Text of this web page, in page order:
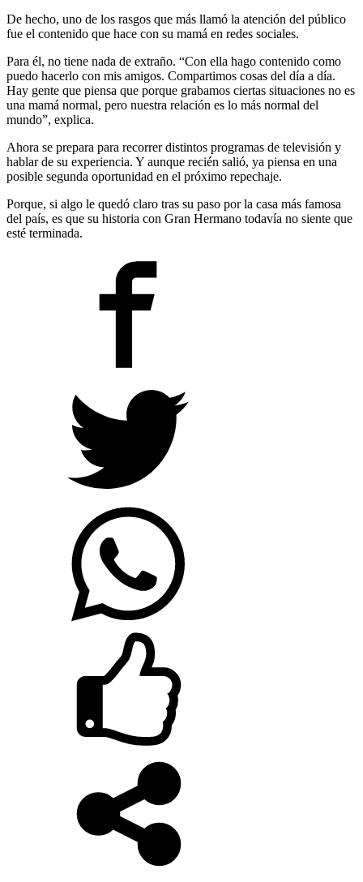
De hecho, uno de los rasgos que más llamó la atención del público
fue el contenido que hace con su mamá en redes sociales.
Para él, no tiene nada de extraño. “Con ella hago contenido como
puedo hacerlo con mis amigos. Compartimos cosas del día a día.
Hay gente que piensa que porque grabamos ciertas situaciones no es
una mamá normal, pero nuestra relación es lo más normal del
mundo”, explica.
Ahora se prepara para recorrer distintos programas de televisión y
hablar de su experiencia. Y aunque recién salió, ya piensa en una
posible segunda oportunidad en el próximo repechaje.
Porque, si algo le quedó claro tras su paso por la casa más famosa
del país, es que su historia con Gran Hermano todavía no siente que
esté terminada.